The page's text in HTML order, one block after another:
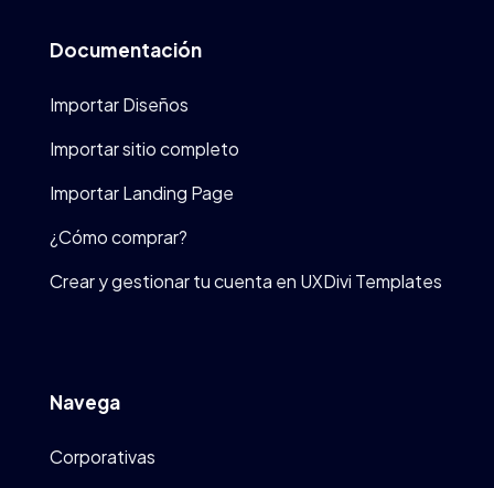
Documentación
Importar Diseños
Importar sitio completo
Importar Landing Page
¿Cómo comprar?
Crear y gestionar tu cuenta en UXDivi Templates
Navega
Corporativas